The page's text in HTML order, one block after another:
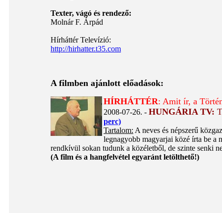
Texter, vágó és rendező:
Molnár F. Árpád
Hírháttér Televízió:
http://hirhatter.t35.com
A filmben ajánlott előadások:
HÍRHÁTTÉR: Amit ír, a
2008-07-26. - HUNGÁRIA TV:
perc)
Tartalom: A neves és népszerű
legnagyobb magyarjai közé írta be a
rendkívül sokan tudunk a közéletből, de szinte senki
(A film és a hangfelvétel egyaránt letölthető!)